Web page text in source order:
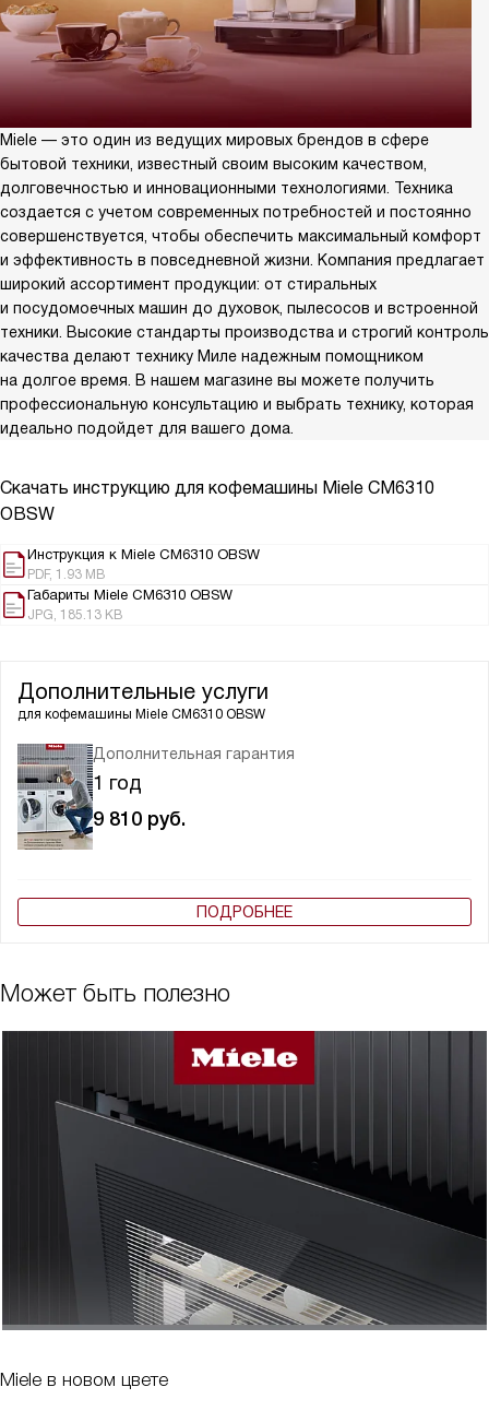
Miele — это один из ведущих мировых брендов в сфере
бытовой техники, известный своим высоким качеством,
долговечностью и инновационными технологиями. Техника
создается с учетом современных потребностей и постоянно
совершенствуется, чтобы обеспечить максимальный комфорт
и эффективность в повседневной жизни. Компания предлагает
широкий ассортимент продукции: от стиральных
и посудомоечных машин до духовок, пылесосов и встроенной
техники. Высокие стандарты производства и строгий контроль
качества делают технику Миле надежным помощником
на долгое время. В нашем магазине вы можете получить
профессиональную консультацию и выбрать технику, которая
идеально подойдет для вашего дома.
Скачать инструкцию для кофемашины Miele CM6310
OBSW
Инструкция к Miele CM6310 OBSW
PDF, 1.93 MB
Габариты Miele CM6310 OBSW
JPG, 185.13 KB
Дополнительные услуги
для кофемашины Miele CM6310 OBSW
Дополнительная гарантия
1 год
9 810 руб.
ПОДРОБНЕЕ
Может быть полезно
Miele в новом цвете